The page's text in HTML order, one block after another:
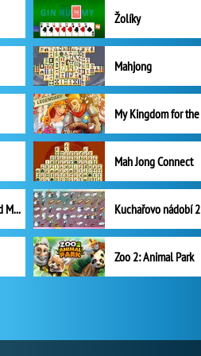
Žolíky
Mahjong
Mah Jong Connect
Heroes of Might and Magic II Kuchařovo nádobí 2
Zoo 2: Animal Park